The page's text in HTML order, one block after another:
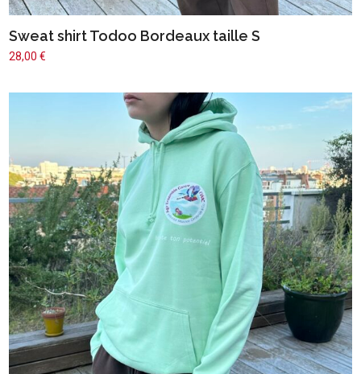
Sweat shirt Todoo Bordeaux taille S
28,00€